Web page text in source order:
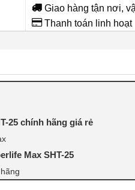
Giao hàng tận nơi,
Thanh toán linh hoạt
25 chính hãng giá rẻ
Max SHT-25